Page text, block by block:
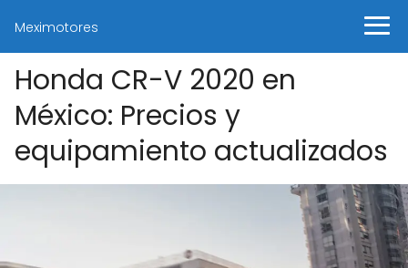
Meximotores
Honda CR-V 2020 en
México: Precios y
equipamiento actualizados